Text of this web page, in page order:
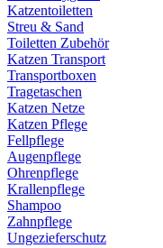
Katzentoiletten
Streu & Sand
Toiletten Zubehör
Katzen Transport
Transportboxen
Tragetaschen
Katzen Netze
Katzen Pflege
Fellpflege
Augenpflege
Ohrenpflege
Krallenpflege
Shampoo
Zahnpflege
Ungezieferschutz